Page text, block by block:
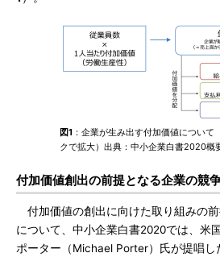
図1 ：企業が生み出す付加価値について
クで拡大）出典：中小企業白書2020概
付加価値創出の前提となる企業の競
付加価値の創出に向けた取り組みの
について、中小企業白書2020では、米
ポーター（Michael Porter）氏が提唱